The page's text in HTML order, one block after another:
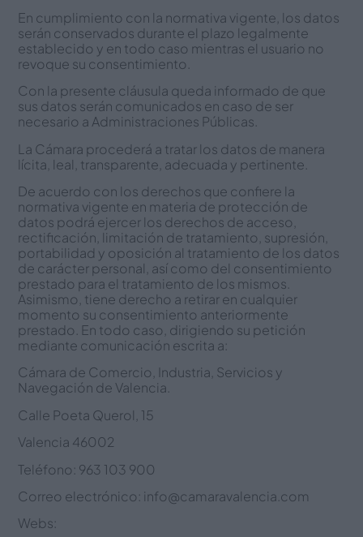
En cumplimiento con la normativa vigente, los datos
serán conservados durante el plazo legalmente
establecido y en todo caso mientras el usuario no
revoque su consentimiento.
Con la presente cláusula queda informado de que
sus datos serán comunicados en caso de ser
necesario a Administraciones Públicas.
La Cámara procederá a tratar los datos de manera
lícita, leal, transparente, adecuada y pertinente.
De acuerdo con los derechos que confiere la
normativa vigente en materia de protección de
datos podrá ejercer los derechos de acceso,
rectificación, limitación de tratamiento, supresión,
portabilidad y oposición al tratamiento de los datos
de carácter personal, así como del consentimiento
prestado para el tratamiento de los mismos.
Asimismo, tiene derecho a retirar en cualquier
momento su consentimiento anteriormente
prestado. En todo caso, dirigiendo su petición
mediante comunicación escrita a:
Cámara de Comercio, Industria, Servicios y
Navegación de Valencia.
Calle Poeta Querol, 15
Valencia 46002
Teléfono: 963 103 900
Correo electrónico: info@camaravalencia.com
Webs: